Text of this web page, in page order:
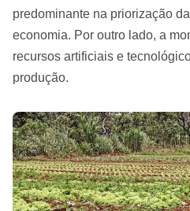
predominante na priorização
economia. Por outro lado, a
recursos artificiais e
produção.